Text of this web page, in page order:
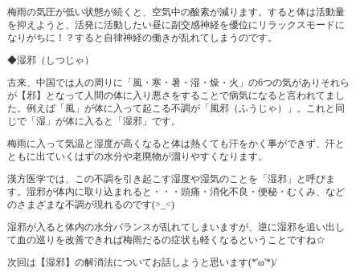
梅雨の気圧が低い状態が続くと、空気中の酸素が減ります。すると体は活動量
を抑えようと、活発に活動したい昼に副交感神経を優位にリラックスモードに
なりがちに！？すると自律神経の働きが乱れてしまうのです。
◆湿邪（しつじゃ）
古来、中国では人の周りに「風・寒・暑・湿・燥・火」の6つの気がありそれら
が【邪】となって人間の体に入り悪さをすることで病気になると言われてまし
た。例えば「風」が体に入って起こる不調が「風邪（ふうじゃ）」。これと同
じで「湿」が体に入ると「湿邪」です。
梅雨に入って気温と湿度が高くなると体は熱くても汗をかく事ができず、汗と
ともに出ていくはずの水分や老廃物が溜りやすくなります。
漢方医学では、この不調を引き起こす湿度や湿気のことを「湿邪」と呼びま
す。湿邪が体内に取り込まれると・・・頭痛・消化不良・便秘・むくみ、など
のさまざまな不調が現れるのです(>_<)
湿邪が入ると体内の水分バランスが乱れてしまいますが、逆に湿邪を追い出し
て血の巡りを改善できれば梅雨だるの症状も軽くなるということですね☆
次回は【湿邪】の解消法についてお話しようと思います(*'ω'*)/